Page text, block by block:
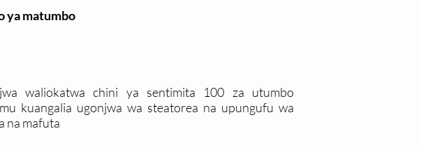
ya matumbo
waliokatwa chini ya sentimita 100 za utumbo
kuangalia ugonjwa wa steatorea na upungufu wa
na mafuta